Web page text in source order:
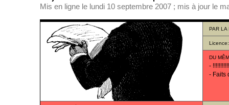
Mis en ligne le lundi 10 septembre 2007 ; mis à jour le
PAR LA
DU
-
- Faits